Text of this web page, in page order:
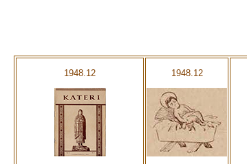
1948.12 1948.12